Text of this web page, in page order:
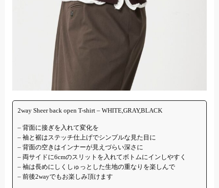
2way Sheer back open T-shirt – WHITE,GRAY,BLACK
– 背面に接ぎを入れて変化を
– 袖と裾はステッチ仕上げでシンプルな見た目に
– 背面の空きはインナーが見えづらい深さに
– 両サイドに6cmのスリットを入れてボトムにインしやすく
– 袖は長めにしくしゅっとした生地の重なりを楽しんで
– 前後2wayでもお楽しみ頂けます